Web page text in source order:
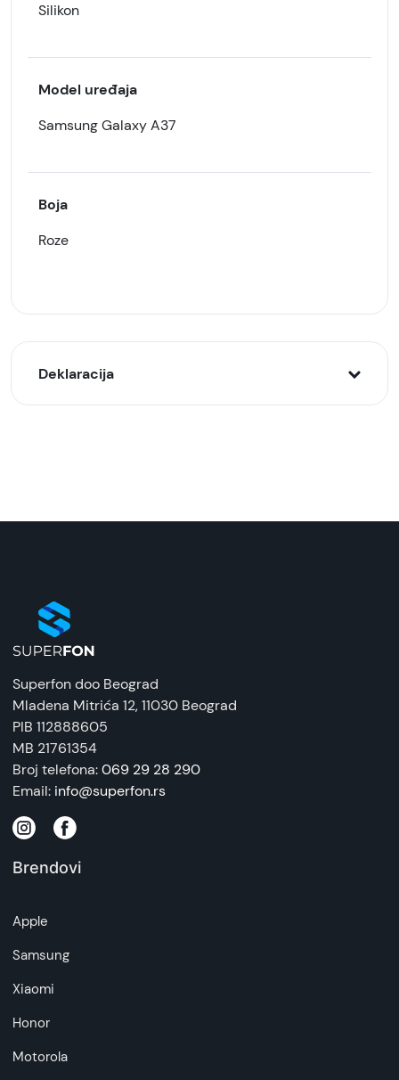
Silikon
Model uređaja
Samsung Galaxy A37
Boja
Roze
Deklaracija
Naziv i vrsta robe:
Tehnomarket
EAN:
8676424205890
Zemlja porekla:
Kina
Prava potrošača:
Zagarantovana sva prava kupaca po osnovu
na daljinu, uslove reklamacije i povrata pročitajte
artikala budu što tačnije i detaljnije ali ne može
da garantuje da su svi podaci apsolutno ispravni.
Superfon doo Beograd
Mladena Mitrića 12, 11030 Beograd
PIB 112888605
MB 21761354
Broj telefona:069 29 28 290
Email: info@superfon.rs
Brendovi
Apple
Samsung
Xiaomi
Honor
Motorola